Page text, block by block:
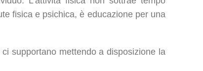
fisica e psichica, è educazione per una
supportano mettendo a disposizione la